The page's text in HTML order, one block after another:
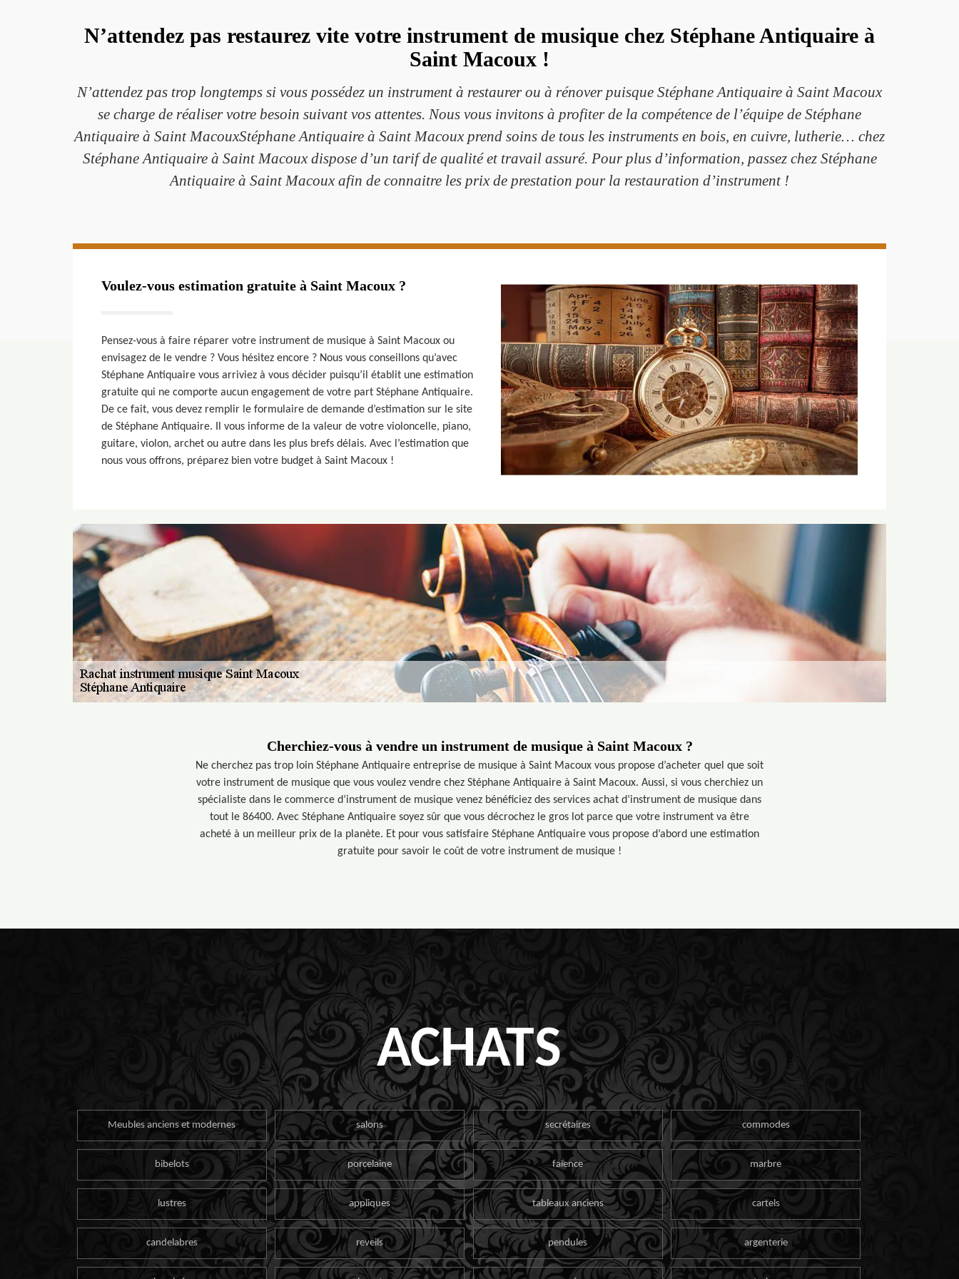
N’attendez pas restaurez vite votre instrument de musique chez Stéphane Antiquaire à
Saint Macoux !
N’attendez pas trop longtemps si vous possédez un instrument à restaurer ou à rénover puisque Stéphane Antiquaire à Saint Macoux
se charge de réaliser votre besoin suivant vos attentes. Nous vous invitons à profiter de la compétence de l’équipe de Stéphane
Antiquaire à Saint MacouxStéphane Antiquaire à Saint Macoux prend soins de tous les instruments en bois, en cuivre, lutherie… chez
Stéphane Antiquaire à Saint Macoux dispose d’un tarif de qualité et travail assuré. Pour plus d’information, passez chez Stéphane
Antiquaire à Saint Macoux afin de connaitre les prix de prestation pour la restauration d’instrument !
Voulez-vous estimation gratuite à Saint Macoux ?
Pensez-vous à faire réparer votre instrument de musique à Saint Macoux ou
envisagez de le vendre ? Vous hésitez encore ? Nous vous conseillons qu’avec
Stéphane Antiquaire vous arriviez à vous décider puisqu’il établit une estimation
gratuite qui ne comporte aucun engagement de votre part Stéphane Antiquaire.
De ce fait, vous devez remplir le formulaire de demande d’estimation sur le site
de Stéphane Antiquaire. Il vous informe de la valeur de votre violoncelle, piano,
guitare, violon, archet ou autre dans les plus brefs délais. Avec l’estimation que
nous vous offrons, préparez bien votre budget à Saint Macoux !
Cherchiez-vous à vendre un instrument de musique à Saint Macoux ?
Ne cherchez pas trop loin Stéphane Antiquaire entreprise de musique à Saint Macoux vous propose d’acheter quel que soit
votre instrument de musique que vous voulez vendre chez Stéphane Antiquaire à Saint Macoux. Aussi, si vous cherchiez un
spécialiste dans le commerce d’instrument de musique venez bénéficiez des services achat d’instrument de musique dans
tout le 86400. Avec Stéphane Antiquaire soyez sûr que vous décrochez le gros lot parce que votre instrument va être
acheté à un meilleur prix de la planète. Et pour vous satisfaire Stéphane Antiquaire vous propose d’abord une estimation
gratuite pour savoir le coût de votre instrument de musique !
ACHATS
Meubles anciens et modernes salons secrétaires commodes
bibelots porcelaine faïence marbre
lustres appliques tableaux anciens cartels
candelabres reveils pendules argenterie